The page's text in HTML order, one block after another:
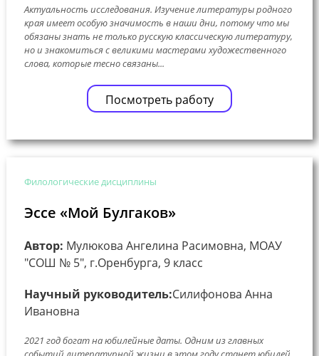
Актуальность исследования. Изучение литературы родного
края имеет особую значимость в наши дни, потому что мы
обязаны знать не только русскую классическую литературу,
но и знакомиться с великими мастерами художественного
слова, которые тесно связаны...
Посмотреть работу
Филологические дисциплины
Эссе «Мой Булгаков»
Автор: Мулюкова Ангелина Расимовна, МОАУ
"СОШ № 5", г.Оренбурга, 9 класс
Научный руководитель:Силифонова Анна
Ивановна
2021 год богат на юбилейные даты. Одним из главных